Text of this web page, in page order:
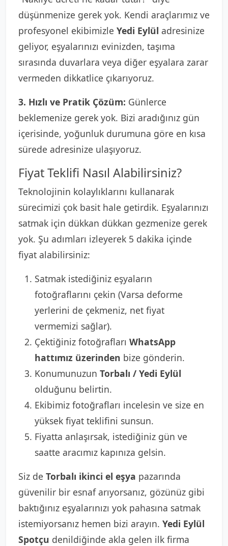
düşünmenize gerek yok. Kendi araçlarımız ve
profesyonel ekibimizle Yedi Eylül adresinize
geliyor, eşyalarınızı evinizden, taşıma
sırasında duvarlara veya diğer eşyalara zarar
vermeden dikkatlice çıkarıyoruz.
3. Hızlı ve Pratik Çözüm: Günlerce
beklemenize gerek yok. Bizi aradığınız gün
içerisinde, yoğunluk durumuna göre en kısa
sürede adresinize ulaşıyoruz.
Fiyat Teklifi Nasıl Alabilirsiniz?
Teknolojinin kolaylıklarını kullanarak
sürecimizi çok basit hale getirdik. Eşyalarınızı
satmak için dükkan dükkan gezmenize gerek
yok. Şu adımları izleyerek 5 dakika içinde
fiyat alabilirsiniz:
Satmak istediğiniz eşyaların
fotoğraflarını çekin (Varsa deforme
yerlerini de çekmeniz, net fiyat
vermemizi sağlar).
Çektiğiniz fotoğrafları WhatsApp
hattımız üzerinden bize gönderin.
Konumunuzun Torbalı / Yedi Eylül
olduğunu belirtin.
Ekibimiz fotoğrafları incelesin ve size en
yüksek fiyat teklifini sunsun.
Fiyatta anlaşırsak, istediğiniz gün ve
saatte aracımız kapınıza gelsin.
Siz de Torbalı ikinci el eşya pazarında
güvenilir bir esnaf arıyorsanız, gözünüz gibi
baktığınız eşyalarınızı yok pahasına satmak
istemiyorsanız hemen bizi arayın. Yedi Eylül
Spotçu denildiğinde akla gelen ilk firma